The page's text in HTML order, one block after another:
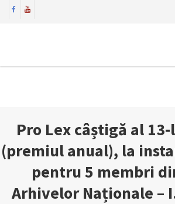
Pro Lex câștigă al
(premiul anual), la
pentru 5 membri
Arhivelor Naționale –